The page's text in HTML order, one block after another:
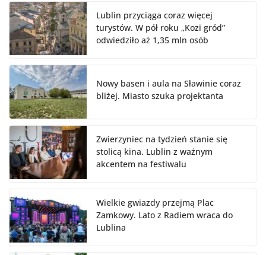
Lublin przyciąga coraz więcej
turystów. W pół roku „Kozi gród”
odwiedziło aż 1,35 mln osób
Nowy basen i aula na Sławinie coraz
bliżej. Miasto szuka projektanta
Zwierzyniec na tydzień stanie się
stolicą kina. Lublin z ważnym
akcentem na festiwalu
Wielkie gwiazdy przejmą Plac
Zamkowy. Lato z Radiem wraca do
Lublina